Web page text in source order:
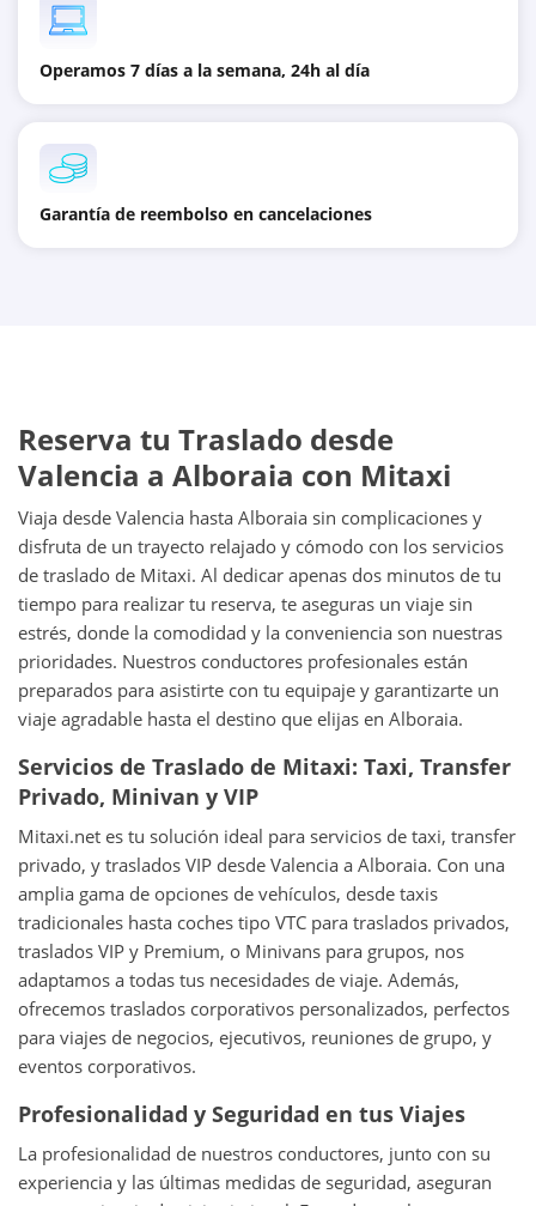
Operamos 7 días a la semana, 24h al día
Garantía de reembolso en cancelaciones
Reserva tu Traslado desde
Valencia a Alboraia con Mitaxi
Viaja desde Valencia hasta Alboraia sin complicaciones y
disfruta de un trayecto relajado y cómodo con los servicios
de traslado de Mitaxi. Al dedicar apenas dos minutos de tu
tiempo para realizar tu reserva, te aseguras un viaje sin
estrés, donde la comodidad y la conveniencia son nuestras
prioridades. Nuestros conductores profesionales están
preparados para asistirte con tu equipaje y garantizarte un
viaje agradable hasta el destino que elijas en Alboraia.
Servicios de Traslado de Mitaxi: Taxi, Transfer
Privado, Minivan y VIP
Mitaxi.net es tu solución ideal para servicios de taxi, transfer
privado, y traslados VIP desde Valencia a Alboraia. Con una
amplia gama de opciones de vehículos, desde taxis
tradicionales hasta coches tipo VTC para traslados privados,
traslados VIP y Premium, o Minivans para grupos, nos
adaptamos a todas tus necesidades de viaje. Además,
ofrecemos traslados corporativos personalizados, perfectos
para viajes de negocios, ejecutivos, reuniones de grupo, y
eventos corporativos.
Profesionalidad y Seguridad en tus Viajes
La profesionalidad de nuestros conductores, junto con su
experiencia y las últimas medidas de seguridad, aseguran